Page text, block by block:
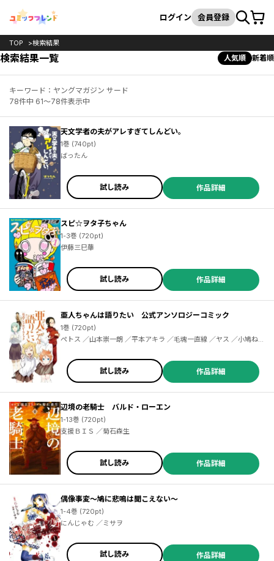
検索
ログイン 会員登録カート
TOP 検索結果
検索結果一覧 人気順 新着順
キーワード：ヤングマガジン サード
78件中 61～78件表示中
天文学者の夫がアレすぎてしんどい。
1巻 (740pt)
ばったん
試し読み 作品詳細
スピ☆ヲタ子ちゃん
1-3巻 (720pt)
伊藤三巳華
試し読み 作品詳細
亜人ちゃんは語りたい 公式アンソロジーコミック
1巻 (720pt)
ペトス ／山本崇一朗 ／平本アキラ ／毛魂一直線 ／ヤス ／小鳩ねね
ア・ザ・ドッグ ／うまくち醤油 ／鳥取砂丘 ／二駅ずい ／武月睦 ／
さがら梨々 ／都路 ／木村光博 ／江戸パイン
試し読み 作品詳細
辺境の老騎士 バルド・ローエン
1-13巻 (720pt)
支援ＢＩＳ ／菊石森生
試し読み 作品詳細
偶像事変～鳩に悲鳴は聞こえない～
1-4巻 (720pt)
にんじゃむ ／ミサヲ
試し読み 作品詳細